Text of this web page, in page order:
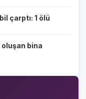
çarptı: 1 ölü
bina